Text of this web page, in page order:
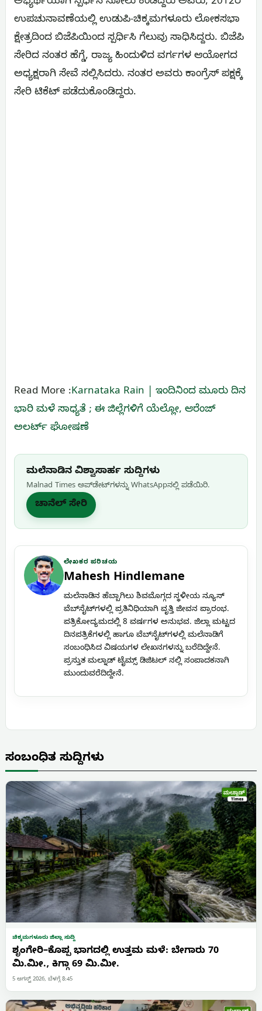
ಉಪಚುನಾವಣೆಯಲ್ಲಿ ಉಡುಪಿ-ಚಿಕ್ಕಮಗಳೂರು ಲೋಕಸಭಾ
ಕ್ಷೇತ್ರದಿಂದ ಬಿಜೆಪಿಯಿಂದ ಸ್ಪರ್ಧಿಸಿ ಗೆಲುವು ಸಾಧಿಸಿದ್ದರು. ಬಿಜೆಪಿ
ಸೇರಿದ ನಂತರ ಹೆಗ್ಡೆ, ರಾಜ್ಯ ಹಿಂದುಳಿದ ವರ್ಗಗಳ ಆಯೋಗದ
ಅಧ್ಯಕ್ಷರಾಗಿ ಸೇವೆ ಸಲ್ಲಿಸಿದರು. ನಂತರ ಅವರು ಕಾಂಗ್ರೆಸ್ ಪಕ್ಷಕ್ಕೆ
ಸೇರಿ ಟಿಕೆಟ್ ಪಡೆದುಕೊಂಡಿದ್ದರು.
Read More :Karnataka Rain | ಇಂದಿನಿಂದ ಮೂರು ದಿನ
ಭಾರಿ ಮಳೆ ಸಾಧ್ಯತೆ‌ ; ಈ ಜಿಲ್ಲೆಗಳಿಗೆ ಯೆಲ್ಲೋ, ಆರೆಂಜ್
ಅಲರ್ಟ್ ಘೋಷಣೆ
ಮಲೆನಾಡಿನ ವಿಶ್ವಾಸಾರ್ಹ ಸುದ್ದಿಗಳು
Malnad Times ಅಪ್‌ಡೇಟ್‌ಗಳನ್ನು WhatsApp‌ನಲ್ಲಿ ಪಡೆಯಿರಿ.
ಚಾನೆಲ್ ಸೇರಿ
ಲೇಖಕರ ಪರಿಚಯ
Mahesh Hindlemane
ಮಲೆನಾಡಿನ ಹೆಬ್ಬಾಗಿಲು ಶಿವಮೊಗ್ಗದ ಸ್ಥಳೀಯ ನ್ಯೂಸ್
ವೆಬ್‌ಸೈಟ್‌ಗಳಲ್ಲಿ ಪ್ರತಿನಿಧಿಯಾಗಿ ವೃತ್ತಿ ಜೀವನ ಪ್ರಾರಂಭ.
ಪತ್ರಿಕೋದ್ಯಮದಲ್ಲಿ 8 ವರ್ಷಗಳ ಅನುಭವ. ಜಿಲ್ಲಾ ಮಟ್ಟದ
ದಿನಪತ್ರಿಕೆಗಳಲ್ಲಿ ಹಾಗೂ ವೆಬ್‌ಸೈಟ್‌ಗಳಲ್ಲಿ ಮಲೆನಾಡಿಗೆ
ಸಂಬಂಧಿಸಿದ ವಿಷಯಗಳ ಲೇಖನಗಳನ್ನು ಬರೆದಿದ್ದೇನೆ.
ಪ್ರಸ್ತುತ ಮಲ್ನಾಡ್ ಟೈಮ್ಸ್ ಡಿಜಿಟಲ್ ನಲ್ಲಿ ಸಂಪಾದಕನಾಗಿ
ಮುಂದುವರೆದಿದ್ದೇನೆ.
ಸಂಬಂಧಿತ ಸುದ್ದಿಗಳು
ಚಿಕ್ಕಮಗಳೂರು ಜಿಲ್ಲಾ ಸುದ್ದಿ
ಶೃಂಗೇರಿ–ಕೊಪ್ಪ ಭಾಗದಲ್ಲಿ ಉತ್ತಮ ಮಳೆ: ಬೇಗಾರು 70
ಮಿ.ಮೀ., ಕಿಗ್ಗಾ 69 ಮಿ.ಮೀ.
5 ಆಗಸ್ಟ್ 2026, ಬೆಳಗ್ಗೆ 8:45